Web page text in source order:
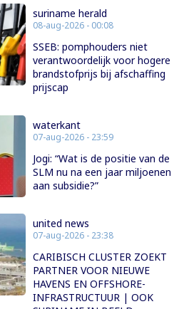
suriname herald
08-aug-2026 - 00:08
SSEB: pomphouders niet
verantwoordelijk voor hogere
brandstofprijs bij afschaffing
prijscap
waterkant
07-aug-2026 - 23:59
Jogi: “Wat is de positie van de
SLM nu na een jaar miljoenen
aan subsidie?”
united news
07-aug-2026 - 23:38
CARIBISCH CLUSTER ZOEKT
PARTNER VOOR NIEUWE
HAVENS EN OFFSHORE-
INFRASTRUCTUUR | OOK